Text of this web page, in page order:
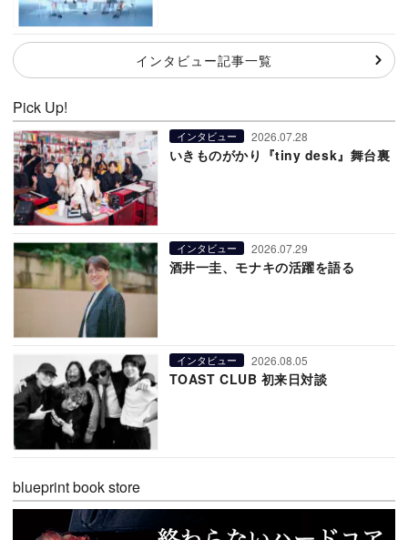
インタビュー記事一覧
Pick Up!
インタビュー 2026.07.28
いきものがかり『tiny desk』舞台裏
インタビュー 2026.07.29
酒井一圭、モナキの活躍を語る
インタビュー 2026.08.05
TOAST CLUB 初来日対談
blueprint book store